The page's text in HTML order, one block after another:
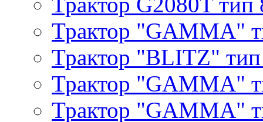
Трактор "GAMMA"
Трактор "BLITZ"
Трактор "GAMMA"
Трактор "GAMMA"